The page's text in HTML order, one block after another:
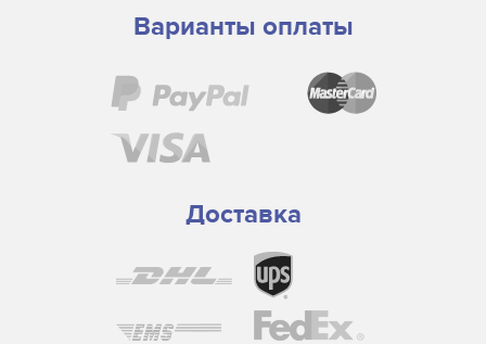
Лампы для стробоскопов
Варианты оплаты
Доставка